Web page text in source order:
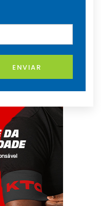
ENVIAR